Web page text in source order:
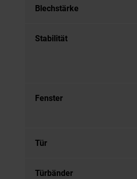
Blechstärke
Stabilität
Fenster
Tür
Türbänder